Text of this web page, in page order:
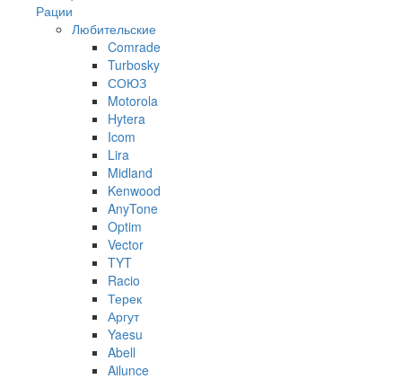
Рации
Любительские
Comrade
Turbosky
СОЮЗ
Motorola
Hytera
Icom
Lira
Midland
Kenwood
AnyTone
Optim
Vector
TYT
Racio
Терек
Аргут
Yaesu
Abell
Ailunce